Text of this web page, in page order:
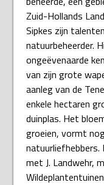
Zuid-Hollands
Sipkes zijn
natuurbeheerder.
ongeëvenaarde
van zijn grote
aanleg van de
enkele hectaren
duinplas. Het
groeien, vormt
natuurliefhebbers.
met J. Landwehr,